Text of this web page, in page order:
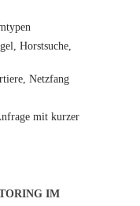
Horstsuche,
Netzfang
mit kurzer
IM